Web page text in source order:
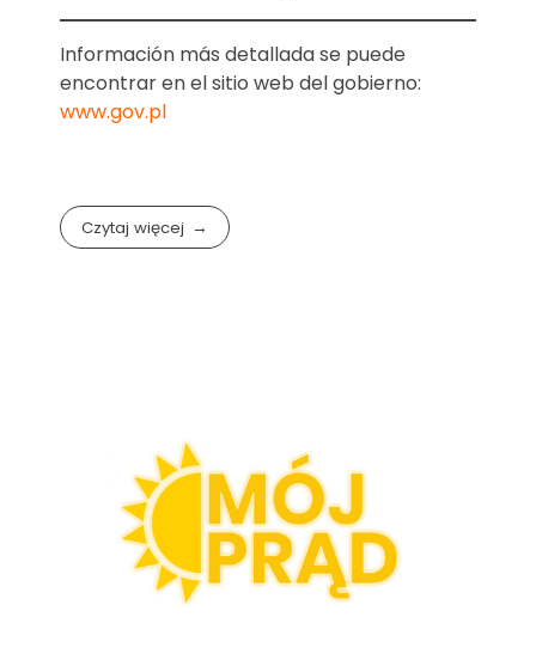
Información más detallada se puede
encontrar en el sitio web del gobierno:
www.gov.pl
Czytaj więcej